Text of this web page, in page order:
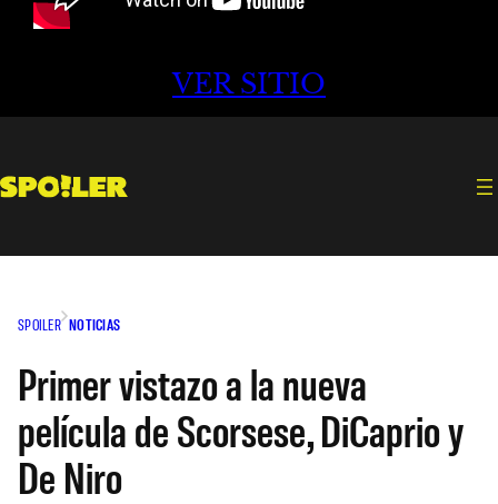
VER SITIO
SPOILER NOTICIAS
Primer vistazo a la nueva
película de Scorsese, DiCaprio y
De Niro